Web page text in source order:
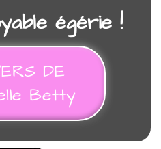
égérie !
DE
Betty